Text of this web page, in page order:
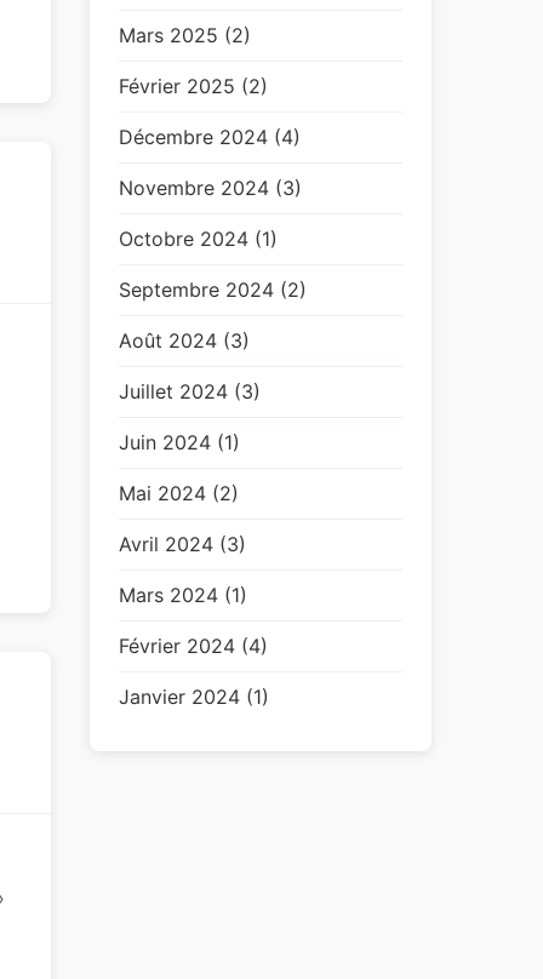
Mars 2025 (2)
Février 2025 (2)
Décembre 2024 (4)
Novembre 2024 (3)
Octobre 2024 (1)
Septembre 2024 (2)
Août 2024 (3)
Juillet 2024 (3)
Juin 2024 (1)
Mai 2024 (2)
Avril 2024 (3)
Mars 2024 (1)
Février 2024 (4)
Janvier 2024 (1)